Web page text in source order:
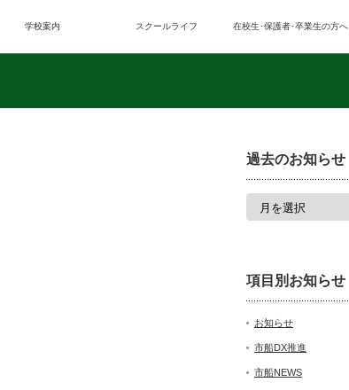
学校案内 スクールライフ 在校生･保護者･卒業生の方へ
過去のお知らせ
項目別お知らせ
お知らせ
市船DX推進
市船NEWS